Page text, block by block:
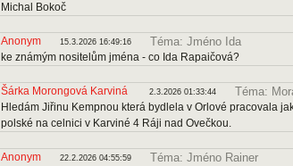
Michal Bokoč
Anonym 15.3.2026 16:49:16 Téma: Jméno Ida
ke známým nositelům jména - co Ida Rapaičová?
Šárka Morongová Karviná 2.3.2026 01:33:44 Téma:
Hledám Jiřinu Kempnou která bydlela v Orlové pracovala
polské na celnici v Karviné 4 Ráji nad Ovečkou.
Anonym 22.2.2026 04:55:59 Téma: Jméno Rainer